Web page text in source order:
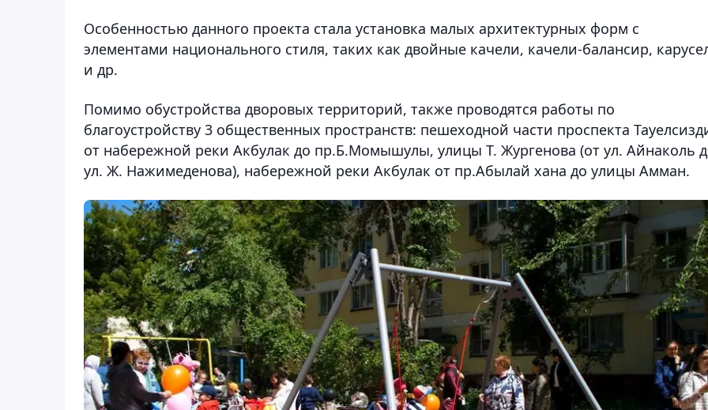
Особенностью данного проекта стала установка малых архитектурных форм с
элементами национального стиля, таких как двойные качели, качели-балансир,
и др.
Помимо обустройства дворовых территорий, также проводятся работы по
благоустройству 3 общественных пространств: пешеходной части проспекта
от набережной реки Акбулак до пр.Б.Момышулы, улицы Т. Жургенова (от ул. Айнаколь
ул. Ж. Нажимеденова), набережной реки Акбулак от пр.Абылай хана до улицы Амман.